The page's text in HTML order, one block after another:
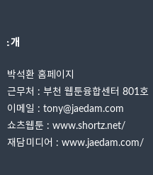
특수영상제작과 이동호 교수와 만화
이태운 직원과 이유현 직원이 받았다.
우수교직원으로 선정된 교직원들은
"우리 대학이 29년 간 굳건히 이 자리
에 있을 수 있었던 것은 교직원과 학
생들의 노력이 있었기에 가능했다"며
소개
박석환 홈페이지
근무처 : 부천 웹툰융합센터 801호
이메일 : tony@jaedam.com
쇼츠웹툰 : www.shortz.net/
재담미디어 : www.jaedam.com/